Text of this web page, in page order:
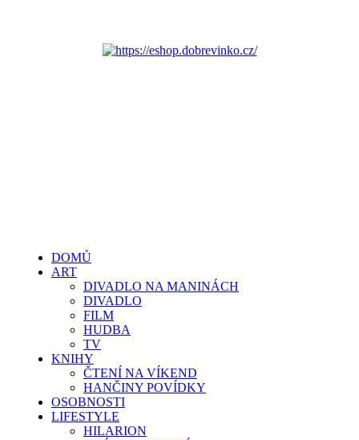
DOMŮ
ART
DIVADLO NA MANINÁCH
DIVADLO
FILM
HUDBA
TV
KNIHY
ČTENÍ NA VÍKEND
HANČINY POVÍDKY
OSOBNOSTI
LIFESTYLE
HILARION